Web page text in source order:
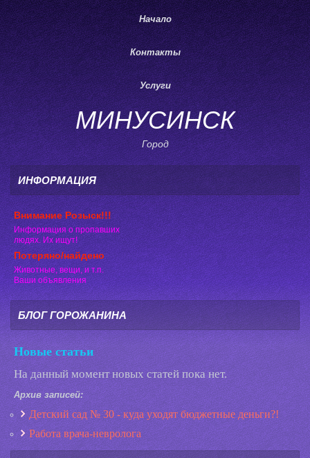
Начало
Контакты
Услуги
МИНУСИНСК
Город
ИНФОРМАЦИЯ
Внимание Розыск!!!
Информация о пропавших
людях. Их ищут!
Потеряно/найдено
Животные, вещи, и т.п.
Ваши объявления
БЛОГ ГОРОЖАНИНА
Новые статьи
На данный момент новых статей пока нет.
Архив записей:
Детский сад № 30 - куда уходят бюджетные деньги?!
Работа врача-невролога